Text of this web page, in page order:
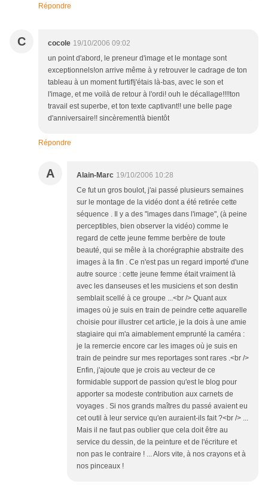
Répondre
C cocole 19/10/2006 09:02
un point d'abord, le preneur d'image et le montage sont
exceptionnels!on arrive même à y retrouver le cadrage de ton
tableau à un moment furtif!j'étais là-bas, avec le son et
l'image, et me voilà de retour à l'ordi! ouh le décallage!!!!ton
travail est superbe, et ton texte captivant!! une belle page
d'anniversaire!! sincèrement!à bientôt
Répondre
A Alain-Marc 19/10/2006 10:28
Ce fut un gros boulot, j'ai passé plusieurs semaines
sur le montage de la vidéo dont a été retirée cette
séquence . Il y a des "images dans l'image", (à peine
perceptibles, bien observer la vidéo) comme le
regard de cette jeune femme berbère de toute
beauté, qui se mêle à la chorégraphie abstraite des
images à la fin . Ce n'est pas un regard importé d'une
autre source : cette jeune femme était vraiment là
avec les danseuses et les musiciens et son destin
semblait scellé à ce groupe ...<br /> Quant aux
images où je suis en train de peindre cette aquarelle
choisie pour illustrer cet article, je la dois à une amie
stagiaire qui m'a aimablement emprunté la caméra :
je la remercie encore car les images où je suis en
train de peindre sur mes reportages sont rares .<br />
Enfin, j'ajoute que je crois au vecteur de ce
formidable support de passion qu'est le blog pour
apporter sa modeste contribution aux carnets de
voyages . Si nos grands maîtres du passé avaient eu
cet outil à leur service qu'en auraient-ils fait ?<br /> ...
Mais il ne faut pas oublier que cela doit être au
service du dessin, de la peinture et de l'écriture et
non pas le contraire ! ... Alors vite, à nos crayons et à
nos pinceaux !